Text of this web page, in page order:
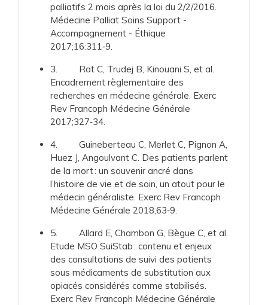
palliatifs 2 mois après la loi du 2/2/2016.
Médecine Palliat Soins Support -
Accompagnement - Éthique
2017;16:311‑9.
3. Rat C, Trudej B, Kinouani S, et al.
Encadrement règlementaire des
recherches en médecine générale. Exerc
Rev Francoph Médecine Générale
2017;327‑34.
4. Guineberteau C, Merlet C, Pignon A,
Huez J, Angoulvant C. Des patients parlent
de la mort : un souvenir ancré dans
l’histoire de vie et de soin, un atout pour le
médecin généraliste. Exerc Rev Francoph
Médecine Générale 2018;63‑9.
5. Allard E, Chambon G, Bègue C, et al.
Etude MSO SuiStab : contenu et enjeux
des consultations de suivi des patients
sous médicaments de substitution aux
opiacés considérés comme stabilisés.
Exerc Rev Francoph Médecine Générale